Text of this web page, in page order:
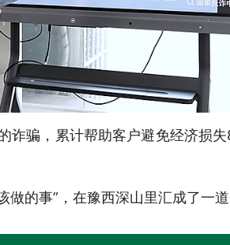
骗，累计帮助客户避免经济损
的事”，在豫西深山里汇成了一